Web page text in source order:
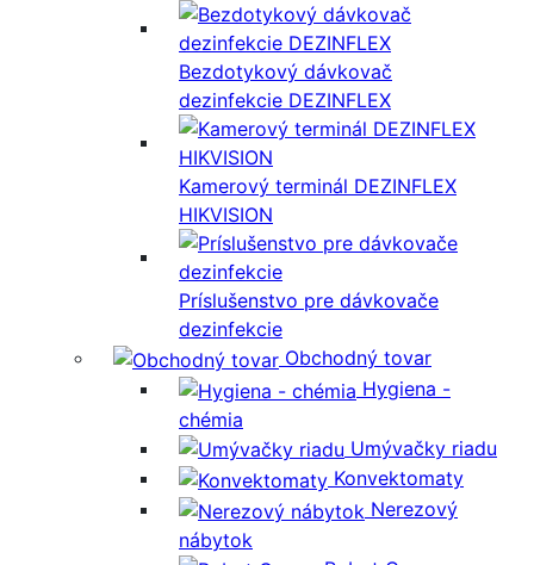
Bezdotykový dávkovač
dezinfekcie DEZINFLEX
Kamerový terminál DEZINFLEX
HIKVISION
Príslušenstvo pre dávkovače
dezinfekcie
Obchodný tovar
Hygiena -
chémia
Umývačky riadu
Konvektomaty
Nerezový
nábytok